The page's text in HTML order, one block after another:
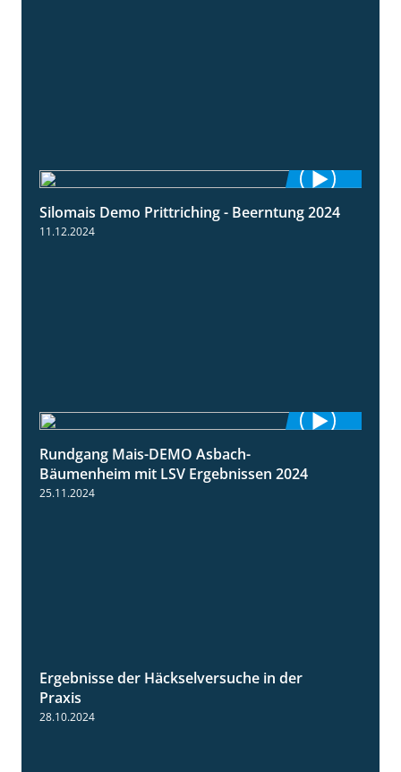
12:28
Silomais Demo Prittriching - Beerntung 2024
11.12.2024
Rundgang Mais-DEMO Asbach-
Bäumenheim mit LSV Ergebnissen 2024
25.11.2024
Ergebnisse der Häckselversuche in der
Praxis
28.10.2024